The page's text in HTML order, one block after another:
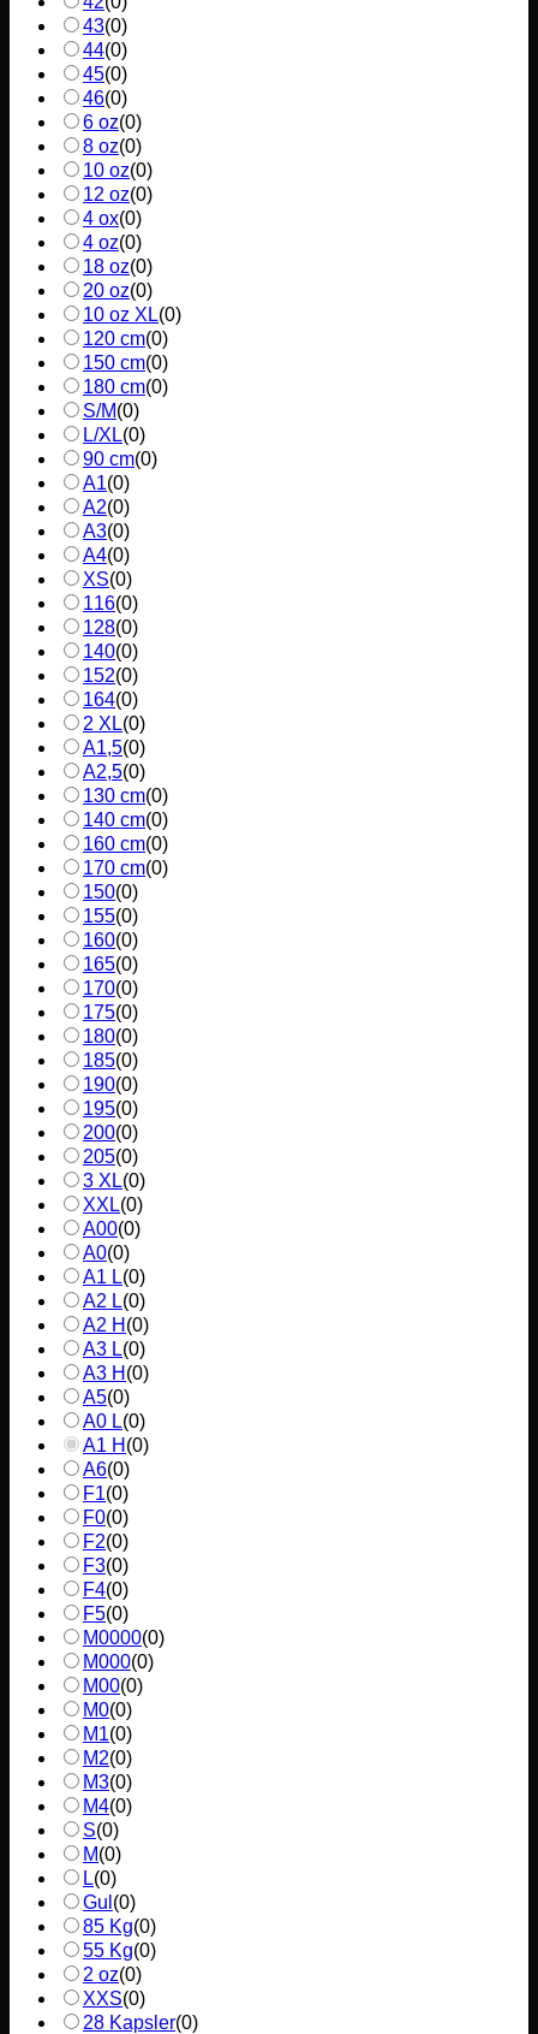
43(0)
44(0)
45(0)
46(0)
6 oz(0)
8 oz(0)
10 oz(0)
12 oz(0)
4 ox(0)
4 oz(0)
18 oz(0)
20 oz(0)
10 oz XL(0)
120 cm(0)
150 cm(0)
180 cm(0)
S/M(0)
L/XL(0)
90 cm(0)
A1(0)
A2(0)
A3(0)
A4(0)
XS(0)
116(0)
128(0)
140(0)
152(0)
164(0)
2 XL(0)
A1,5(0)
A2,5(0)
130 cm(0)
140 cm(0)
160 cm(0)
170 cm(0)
150(0)
155(0)
160(0)
165(0)
170(0)
175(0)
180(0)
185(0)
190(0)
195(0)
200(0)
205(0)
3 XL(0)
XXL(0)
A00(0)
A0(0)
A1 L(0)
A2 L(0)
A2 H (0)
A3 L(0)
A3 H (0)
A5(0)
A0 L(0)
A1 H (0)
A6(0)
F1(0)
F0(0)
F2(0)
F3(0)
F4(0)
F5(0)
M0000(0)
M000(0)
M00(0)
M0(0)
M1(0)
M2(0)
M3(0)
M4(0)
S(0)
M(0)
L(0)
Gul (0)
85 Kg(0)
55 Kg(0)
2 oz(0)
XXS(0)
28 Kapsler(0)